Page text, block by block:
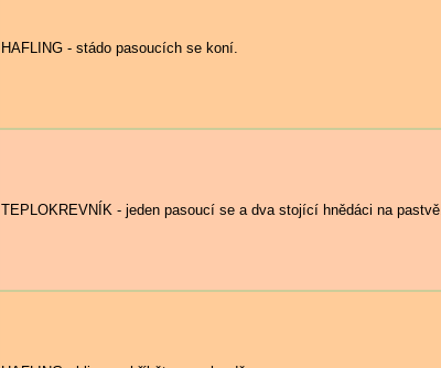
HAFLING - stádo pasoucích se koní.
TEPLOKREVNÍK - jeden pasoucí se a dva stojící hnědáci na pastvě.